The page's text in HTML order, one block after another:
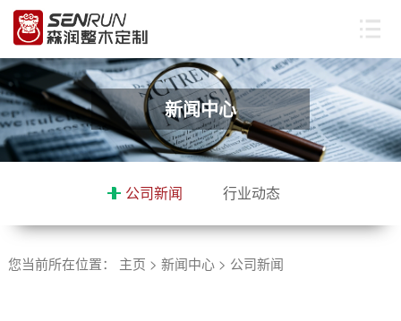
新闻中心
公司新闻 行业动态
您当前所在位置： 主页 > 新闻中心> 公司新闻